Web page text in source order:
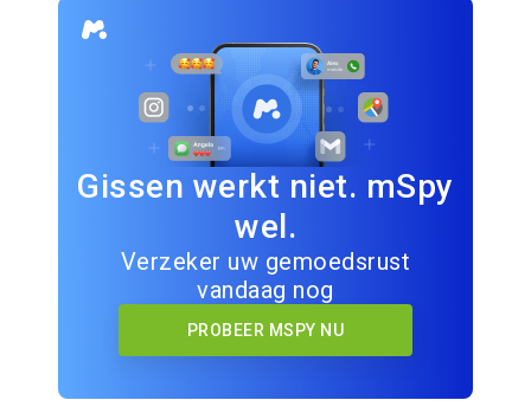
Gissen werkt niet. mSpy
wel.
Verzeker uw gemoedsrust
vandaag nog
PROBEER MSPY NU